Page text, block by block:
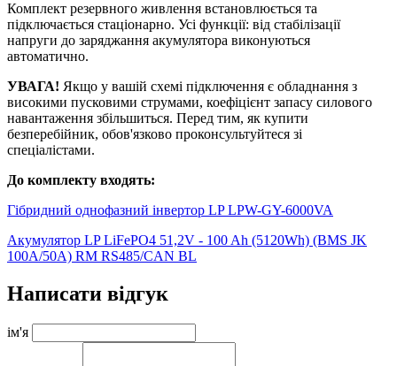
Комплект резервного живлення встановлюється та
підключається стаціонарно. Усі функції: від стабілізації
напруги до заряджання акумулятора виконуються
автоматично.
УВАГА! Якщо у вашій схемі підключення є обладнання з
високими пусковими струмами, коефіцієнт запасу силового
навантаження збільшиться. Перед тим, як купити
безперебійник, обов'язково проконсультуйтеся зі
спеціалістами.
До комплекту входять:
Гібридний однофазний інвертор LP LPW-GY-6000VA
Акумулятор LP LiFePO4 51,2V - 100 Ah (5120Wh) (BMS JK
100A/50А) RM RS485/CAN BL
Написати відгук
ім'я